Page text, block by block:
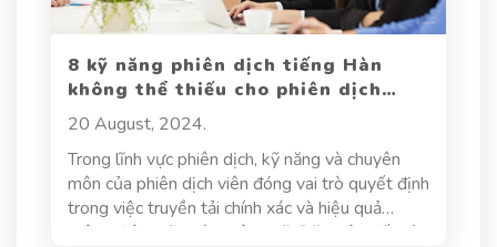
8 kỹ năng phiên dịch tiếng Hàn
không thể thiếu cho phiên dịch
viên giỏi
20 August, 2024.
Trong lĩnh vực phiên dịch, kỹ năng và chuyên
môn của phiên dịch viên đóng vai trò quyết định
trong việc truyền tải chính xác và hiệu quả
thông điệp giữa các ngôn ngữ. Đặc biệt, đối với